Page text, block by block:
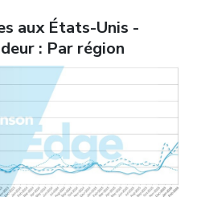
aux États-Unis -
: Par région